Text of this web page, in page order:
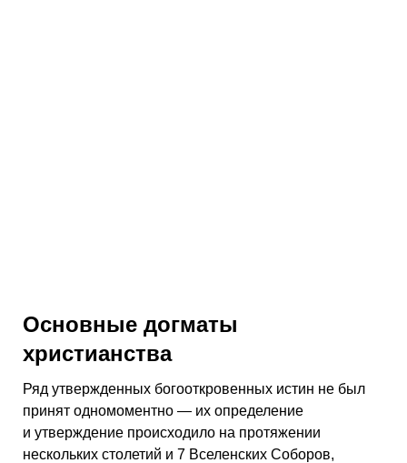
Основные догматы
христианства
Ряд утвержденных богооткровенных истин не был
принят одномоментно — их определение
и утверждение происходило на протяжении
нескольких столетий и 7 Вселенских Соборов,